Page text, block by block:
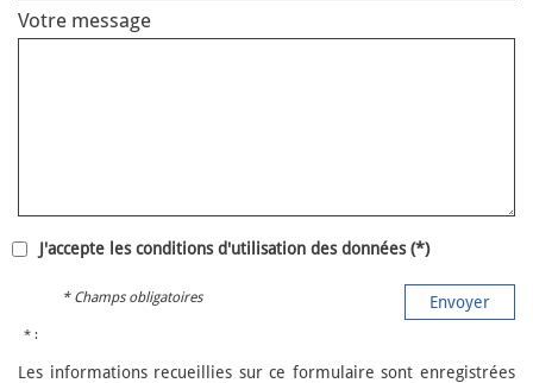
Votre message
J'accepte les conditions d'utilisation des données (*)
Envoyer
* Champs obligatoires
* :
Les informations recueillies sur ce formulaire sont enregistrées